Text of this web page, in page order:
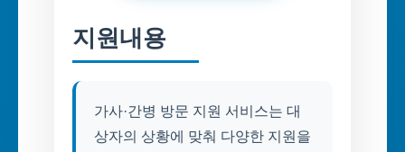
지원내용
가사·간병 방문 지원 서비스는 대
상자의 상황에 맞춰 다양한 지원을